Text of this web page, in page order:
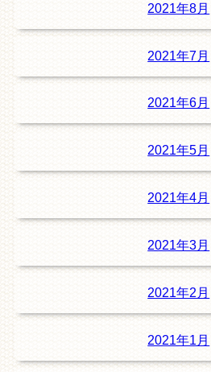
2021年8月
2021年7月
2021年6月
2021年5月
2021年4月
2021年3月
2021年2月
2021年1月